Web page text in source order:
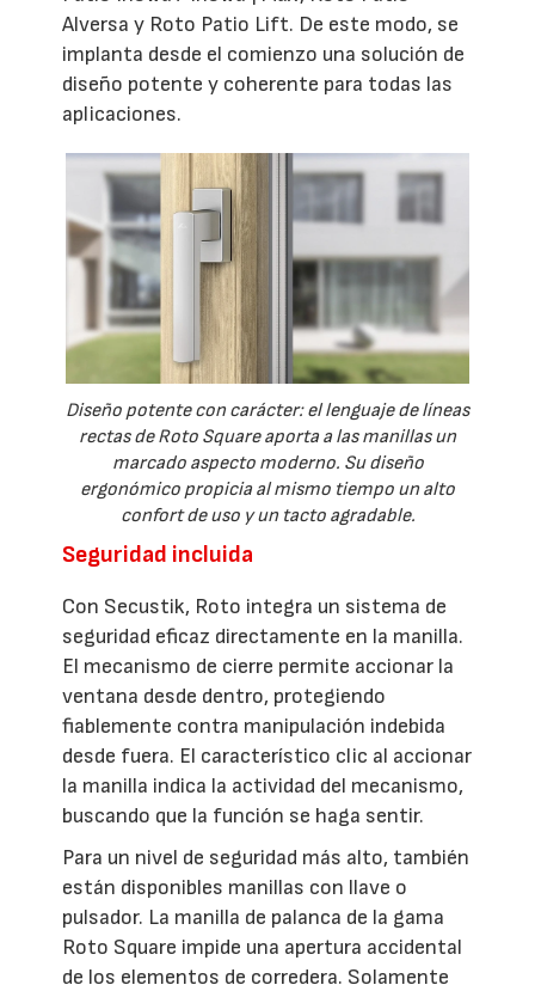
Alversa y Roto Patio Lift. De este modo, se
implanta desde el comienzo una solución de
diseño potente y coherente para todas las
aplicaciones.
Diseño potente con carácter: el lenguaje de líneas
rectas de Roto Square aporta a las manillas un
marcado aspecto moderno. Su diseño
ergonómico propicia al mismo tiempo un alto
confort de uso y un tacto agradable.
Seguridad incluida
Con Secustik, Roto integra un sistema de
seguridad eficaz directamente en la manilla.
El mecanismo de cierre permite accionar la
ventana desde dentro, protegiendo
fiablemente contra manipulación indebida
desde fuera. El característico clic al accionar
la manilla indica la actividad del mecanismo,
buscando que la función se haga sentir.
Para un nivel de seguridad más alto, también
están disponibles manillas con llave o
pulsador. La manilla de palanca de la gama
Roto Square impide una apertura accidental
de los elementos de corredera. Solamente